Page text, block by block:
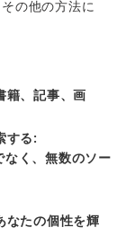
の他の方法に
籍、記事、画
する:
く、無数のソー
なたの個性を輝